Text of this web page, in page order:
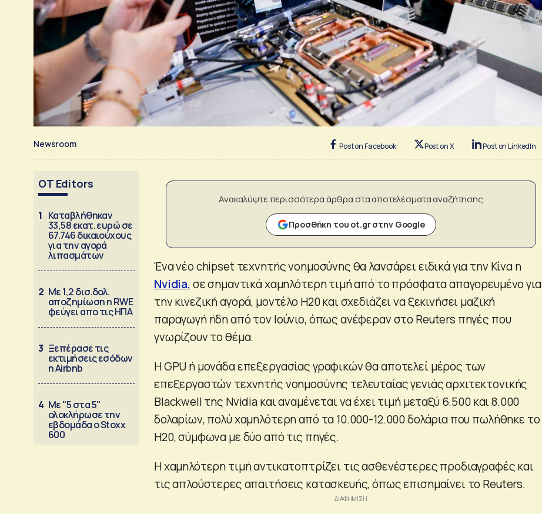
Newsroom Post on Facebook Post on X Post on LinkedIn
OT Editors
1 Καταβλήθηκαν
33,58 εκατ. ευρώ σε
67.746 δικαιούχους
για την αγορά
λιπασμάτων
2 Με 1,2 δισ.δολ.
αποζημίωση η RWE
φεύγει απο τις ΗΠΑ
3 Ξεπέρασε τις
εκτιμήσεις εσόδων
η Airbnb
4 Με "5 στα 5"
ολοκλήρωσε την
εβδομάδα ο Stoxx
600
Ανακαλύψτε περισσότερα άρθρα στα αποτελέσματα αναζήτησης
Προσθήκη του ot.gr στην Google
Ένα νέο chipset τεχνητής νοημοσύνης θα λανσάρει ειδικά για την Κίνα η
Nvidia,σε σημαντικά χαμηλότερη τιμή από το πρόσφατα απαγορευμένο για
την κινεζική αγορά, μοντέλο H20 και σχεδιάζει να ξεκινήσει μαζική
παραγωγή ήδη από τον Ιούνιο, όπως ανέφεραν στο Reuters πηγές που
γνωρίζουν το θέμα.
Η GPU ή μονάδα επεξεργασίας γραφικών θα αποτελεί μέρος των
επεξεργαστών τεχνητής νοημοσύνης τελευταίας γενιάς αρχιτεκτονικής
Blackwell της Nvidia και αναμένεται να έχει τιμή μεταξύ 6.500 και 8.000
δολαρίων, πολύ χαμηλότερη από τα 10.000-12.000 δολάρια που πωλήθηκε το
H20, σύμφωνα με δύο από τις πηγές.
Η χαμηλότερη τιμή αντικατοπτρίζει τις ασθενέστερες προδιαγραφές και
τις απλούστερες απαιτήσεις κατασκευής, όπως επισημαίνει το Reuters.